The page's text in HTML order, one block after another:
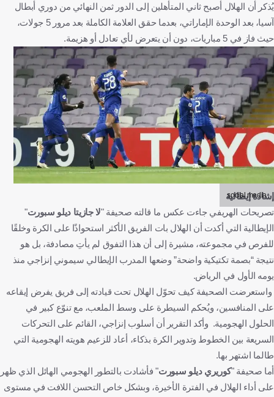
يُذكر أن الهلال أصبح ثاني المتأهلين إلى الدور ثمن النهائي من دوري أبطال
آسيا، بعد الوحدة الإماراتي، بعدما حقق العلامة الكاملة بعد مرور 5 جولات،
حيث فاز في 5 مباريات، دون أن يتعرض لأي تعادل أو هزيمة.
social media
إشادة إيطالية
تصريحات الهريفي جاءت عكس ما قالته صحيفة "لا جازيتا ديلو سبورت"
الإيطالية التي أكدت أن الهلال بات الفريق الأكثر استحواذًا على الكرة وخلقًا
للفرص في مجموعته، مشيرة إلى أن هذا التفوق لم يأتِ مصادفة، بل هو
نتيجة “بصمة تكتيكية واضحة” وضعها المدرب الإيطالي سيموني إنزاجي منذ
يومه الأول في الرياض.
واستعرضت الصحيفة كيف تحوّل الهلال تحت قيادته إلى فريق يفرض إيقاعه
على المنافسين، ويُحكم السيطرة على وسط الملعب، مع تنوّع كبير في
الحلول الهجومية. وأكد التقرير أن أسلوب إنزاجي، القائم على التحركات
السريعة بين الخطوط وتدوير الكرة بذكاء، أعاد للزعيم هويته الهجومية التي
طالما اشتهر بها.
أما صحيفة "كوريري ديلو سبورت" فأشادت بالتطور الهجومي الهائل الذي ظهر
على أداء الهلال في الفترة الأخيرة، وبشكل خاص التحسن اللافت في مستوى